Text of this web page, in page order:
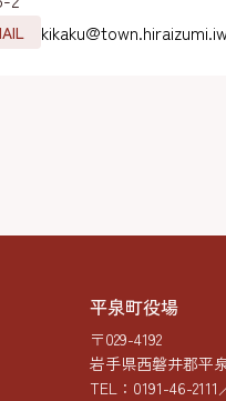
平泉町役場
〒029-4192
岩手県西磐井郡平
TEL： 0191-46-2111